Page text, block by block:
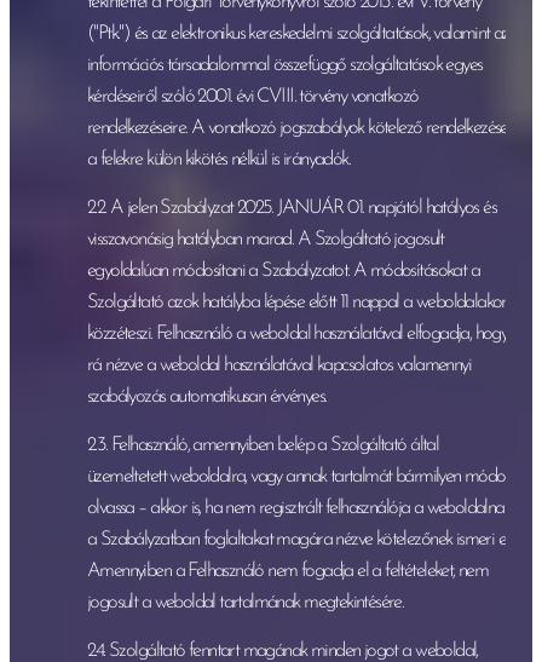
("Ptk.") és az elektronikus kereskedelmi szolgáltatások, valamint az
információs társadalommal összefüggő szolgáltatások egyes
kérdéseiről szóló 2001. évi CVIII. törvény vonatkozó
rendelkezéseire. A vonatkozó jogszabályok kötelező rendelkezései
a felekre külön kikötés nélkül is irányadók.
2.2. A jelen Szabályzat 2025. JANUÁR 01. napjától hatályos és
visszavonásig hatályban marad. A Szolgáltató jogosult
egyoldalúan módosítani a Szabályzatot. A módosításokat a
Szolgáltató azok hatályba lépése előtt 11 nappal a weboldalakon
közzéteszi. Felhasználó a weboldal használatával elfogadja, hogy
rá nézve a weboldal használatával kapcsolatos valamennyi
szabályozás automatikusan érvényes.
2.3. Felhasználó, amennyiben belép a Szolgáltató által
üzemeltetett weboldalra, vagy annak tartalmát bármilyen módon
olvassa – akkor is, ha nem regisztrált felhasználója a weboldalnak,
a Szabályzatban foglaltakat magára nézve kötelezőnek ismeri el.
Amennyiben a Felhasználó nem fogadja el a feltételeket, nem
jogosult a weboldal tartalmának megtekintésére.
2.4. Szolgáltató fenntart magának minden jogot a weboldal,